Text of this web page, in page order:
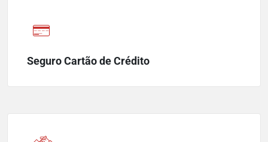
Seguro Cartão de Crédito